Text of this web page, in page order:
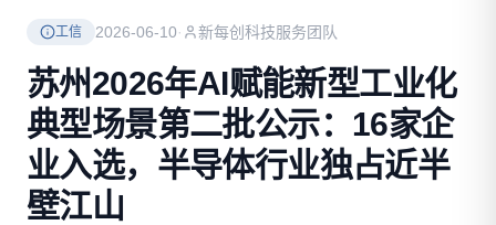
新闻洞察
政策资源
FAQ
工信 2026-06-10· 新每创科技服务团队
苏州2026年AI赋能新型工业化
典型场景第二批公示：16家企
业入选，半导体行业独占近半
壁江山